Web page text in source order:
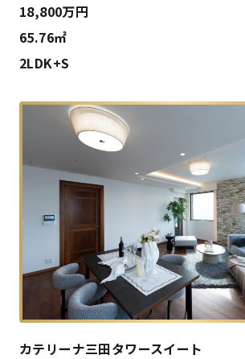
18,800万円
65.76㎡
2LDK+S
カテリーナ三田タワースイート